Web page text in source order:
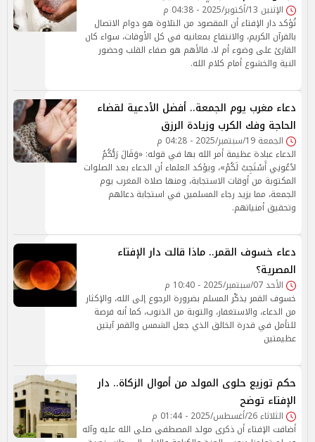
الإثنين 13/أكتوبر/2025 - 04:38 م
تُؤكد دار الإفتاء أن المقصود من التلاوة هو دوام الاتصال
بالقرآن الكريم، والانتفاع بمعانيه في كل الأوقات، سواء كان
القارئ على وضوء أم لا، فالأهم هو صفاء القلب وحضور
النية والخشوع أمام كلام الله.
دعاء مغرب يوم الجمعة.. أفضل الأدعية لقضاء
الحاجة وفك الكرب وزيادة الرزق
الجمعة 19/سبتمبر/2025 - 04:28 م
الدعاء عبادة عظيمة أمر الله بها في قوله: «وَقَالَ رَبُّكُمُ
ادْعُونِي أَسْتَجِبْ لَكُمْ»، ويؤكد العلماء أن الدعاء بعد الصلوات
المكتوبة من أوقات الاستجابة، ومنها صلاة المغرب يوم
الجمعة، مما يزيد رجاء المسلمين في استجابة دعائهم
وتحقيق أمنياتهم.
دعاء خسوف القمر.. ماذا قالت دار الإفتاء
المصرية؟
الأحد 07/سبتمبر/2025 - 10:40 م
خسوف القمر يذكّر المسلم بضرورة الرجوع إلى الله، والإكثار
من الدعاء، والاستغفار، والتوبة من الذنوب، كما أنه فرصة
للتأمل في قدرة الخالق الذي جعل الشمس والقمر آيتين
عظيمتين
حكم توزيع حلوى المولد من أموال الزكاة.. دار
الإفتاء توضح
الثلاثاء 26/أغسطس/2025 - 01:44 م
أضافت الإفتاء أن ذكرى مولد المصطفى صلى الله عليه وآله